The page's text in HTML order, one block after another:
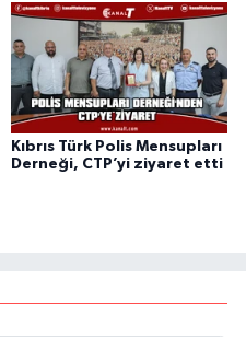
Kıbrıs Türk Polis Mensupları
Derneği, CTP’yi ziyaret etti